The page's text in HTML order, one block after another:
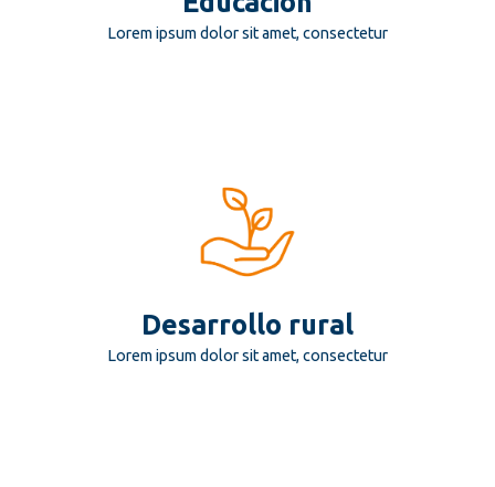
Lorem ipsum dolor sit amet, consectetur
Desarrollo rural
Lorem ipsum dolor sit amet, consectetur